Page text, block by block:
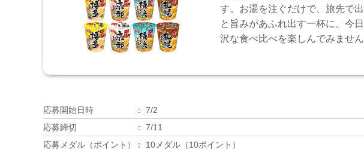
す。お湯を注ぐだけで、旅先で
と旨みがあふれ出す一杯に。今
沢な食べ比べを楽しんでみません
応募開始日時
7/2
応募締切
7/11
応募メダル（ポイント）
10メダル（10ポイント）